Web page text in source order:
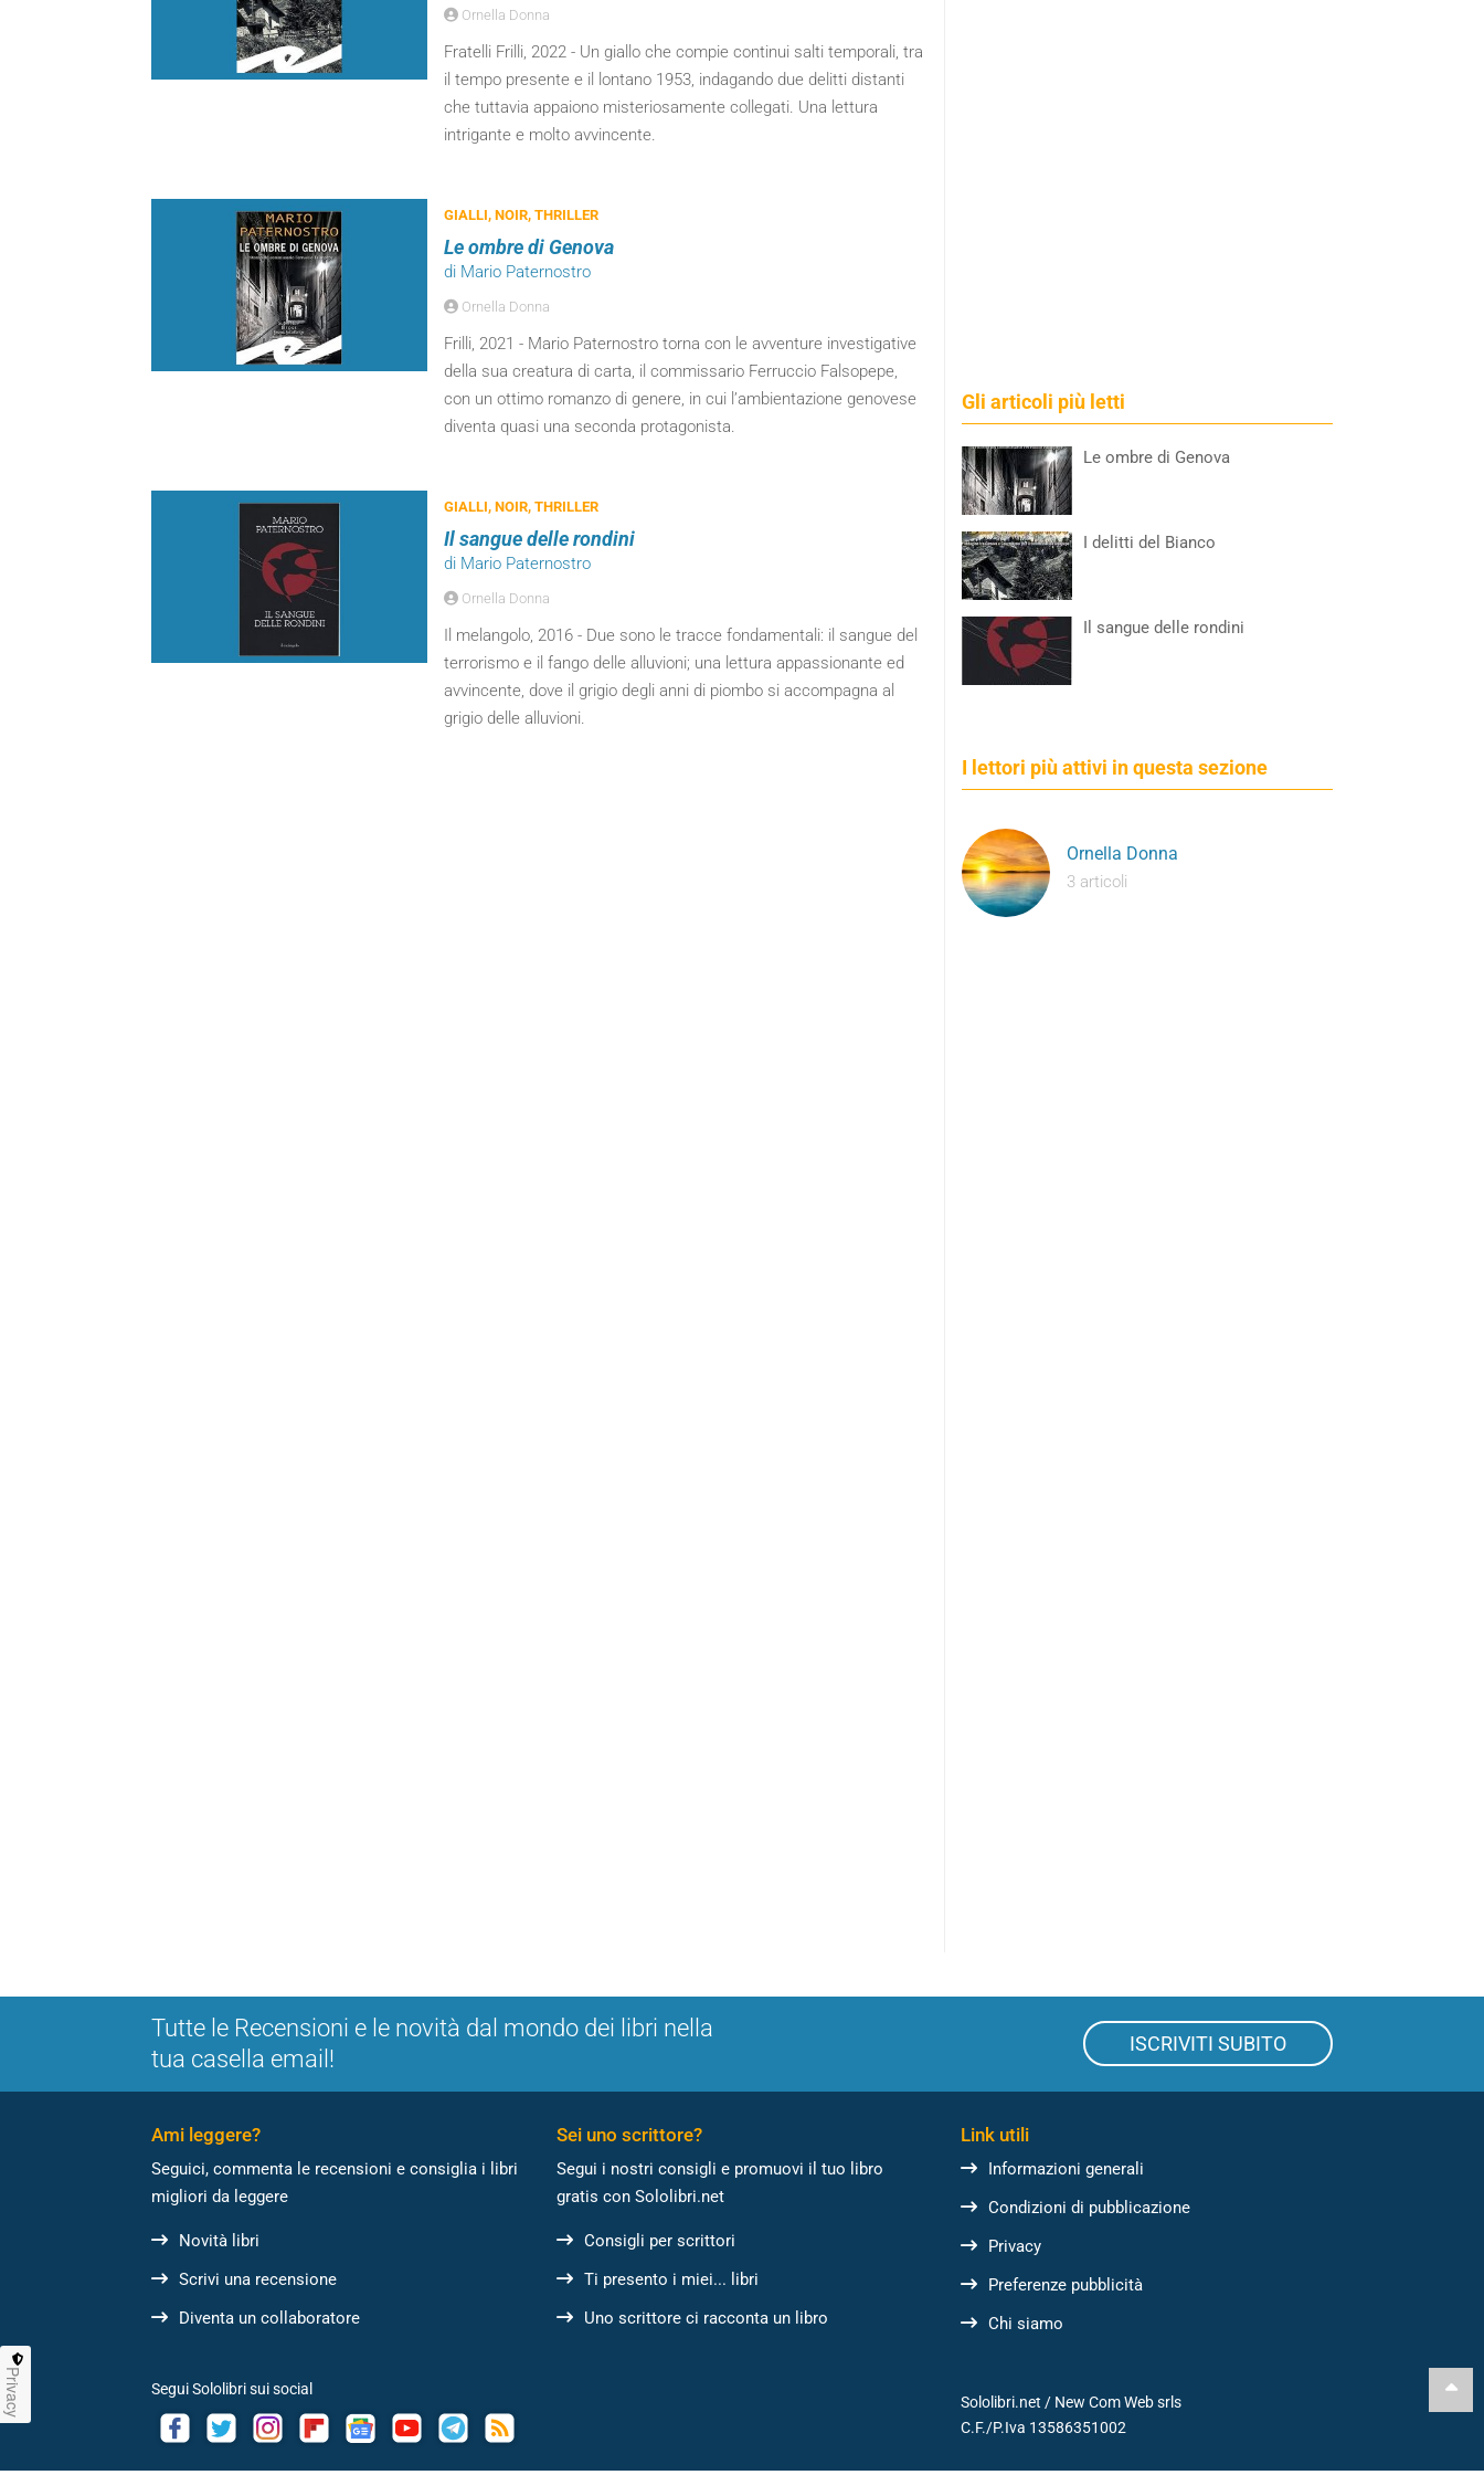
Ornella Donna
Fratelli Frilli, 2022 - Un giallo che compie continui salti temporali, tra
il tempo presente e il lontano 1953, indagando due delitti distanti
che tuttavia appaiono misteriosamente collegati. Una lettura
intrigante e molto avvincente.
GIALLI, NOIR, THRILLER
Le ombre di Genova
di Mario Paternostro
Ornella Donna
Frilli, 2021 - Mario Paternostro torna con le avventure investigative
della sua creatura di carta, il commissario Ferruccio Falsopepe,
con un ottimo romanzo di genere, in cui l’ambientazione genovese
diventa quasi una seconda protagonista.
GIALLI, NOIR, THRILLER
Il sangue delle rondini
di Mario Paternostro
Ornella Donna
Il melangolo, 2016 - Due sono le tracce fondamentali: il sangue del
terrorismo e il fango delle alluvioni; una lettura appassionante ed
avvincente, dove il grigio degli anni di piombo si accompagna al
grigio delle alluvioni.
Gli articoli più letti
Le ombre di Genova
I delitti del Bianco
Il sangue delle rondini
I lettori più attivi in questa sezione
Ornella Donna
3 articoli
Tutte le Recensioni e le novità dal mondo dei libri nella
tua casella email!
ISCRIVITI SUBITO
Ami leggere?
Seguici, commenta le recensioni e consiglia i libri
migliori da leggere
Novità libri
Scrivi una recensione
Diventa un collaboratore
Sei uno scrittore?
Segui i nostri consigli e promuovi il tuo libro
gratis con Sololibri.net
Consigli per scrittori
Ti presento i miei... libri
Uno scrittore ci racconta un libro
Link utili
Informazioni generali
Condizioni di pubblicazione
Privacy
Preferenze pubblicità
Chi siamo
Segui Sololibri sui social
Sololibri.net / New Com Web srls
C.F./P.Iva 13586351002
Privacy